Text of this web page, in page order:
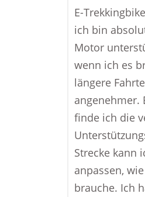
E-
ich bin
Motor
wenn ich es
längere
angenehmer.
finde ich die
Strecke kann
anpassen,
brauche. Ich